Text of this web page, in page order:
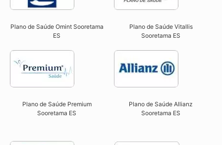
Plano de Saúde Omint Sooretama
ES​
Plano de Saúde Vitallis
Sooretama ES​
Plano de Saúde Premium
Sooretama ES​
Plano de Saúde Allianz
Sooretama ES​